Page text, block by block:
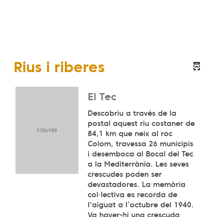
Rius i riberes
El Tec
Descobriu a través de la
postal aquest riu costaner de
84,1 km que neix al roc
Colom, travessa 26 municipis
i desemboca al Bocal del Tec
a la Mediterrània. Les seves
crescudes poden ser
devastadores. La memòria
col·lectiva es recorda de
l'aiguat a l’octubre del 1940.
Va haver-hi una crescuda